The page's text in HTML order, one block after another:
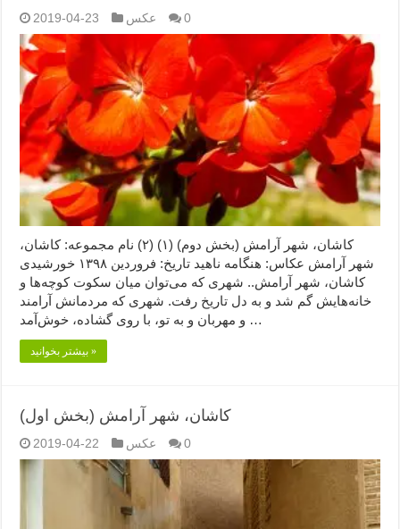
2019-04-23 عکس 0
کاشان، شهر آرامش (بخش دوم) (۱) (۲) نام مجموعه: کاشان،
شهر آرامش عکاس: هنگامه ناهید تاریخ: فروردین ۱۳۹۸ خورشیدی
کاشان، شهر آرامش.. شهری که می‌توان میان سکوت کوچه‌ها و
خانه‌هایش گم شد و به دل تاریخ رفت. شهری که مردمانش آرامند
و مهربان و به تو، با روی گشاده، خوش‌آمد …
بیشتر بخوانید »
کاشان، شهر آرامش (بخش اول)
2019-04-22 عکس 0